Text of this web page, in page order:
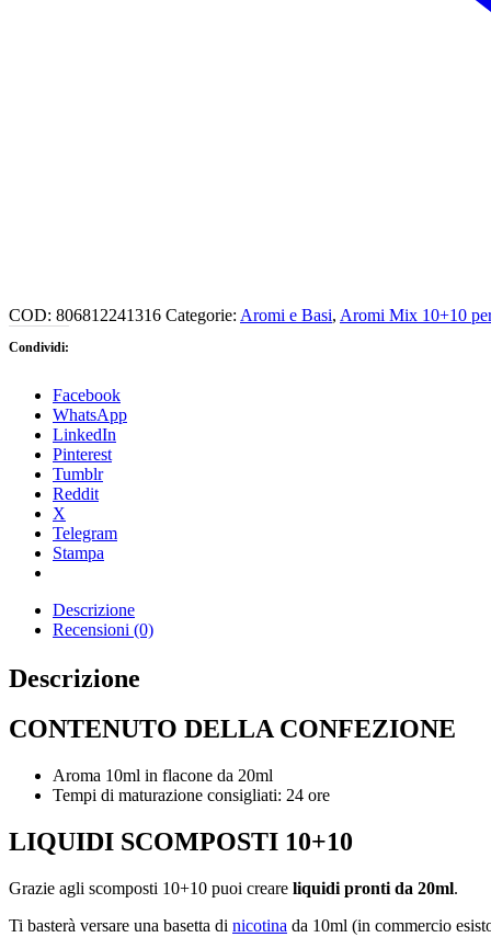
COD: 806812241316 Categorie: Aromi e Basi, Aromi Mix 10+10
Condividi:
Facebook
WhatsApp
LinkedIn
Pinterest
Tumblr
Reddit
X
Telegram
Stampa
Descrizione
Recensioni (0)
Descrizione
CONTENUTO DELLA CONFEZIONE
Aroma 10ml in flacone da 20ml
Tempi di maturazione consigliati: 24 ore
LIQUIDI SCOMPOSTI 10+10
Grazie agli scomposti 10+10 puoi creare liquidi pronti da 20ml.
Ti basterà versare una basetta di nicotina da 10ml (in commercio